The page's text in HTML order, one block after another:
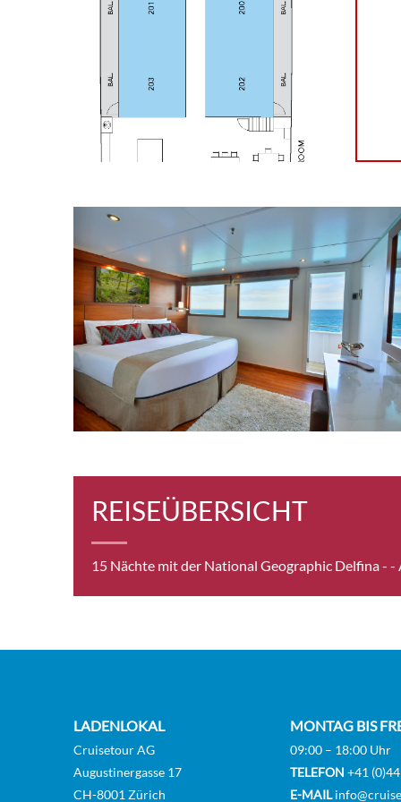
REISEÜBERSICHT
15 Nächte mit der National Geographic Delfina - -
LADENLOKAL
Cruisetour AG
Augustinergasse 17
CH-8001 Zürich
MONTAG BIS
09:00 – 18:00 Uhr
TELEFON +41
E-MAIL